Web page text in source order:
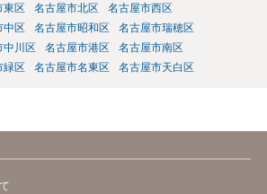
東区 名古屋市北区
名古屋市西区
中区 名古屋市昭和区
名古屋市瑞穂区
中川区 名古屋市港区
名古屋市南区
緑区 名古屋市名東区 名古屋市天白区